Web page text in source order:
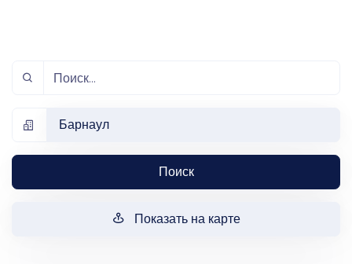
Барнаул
Поиск
Показать на карте